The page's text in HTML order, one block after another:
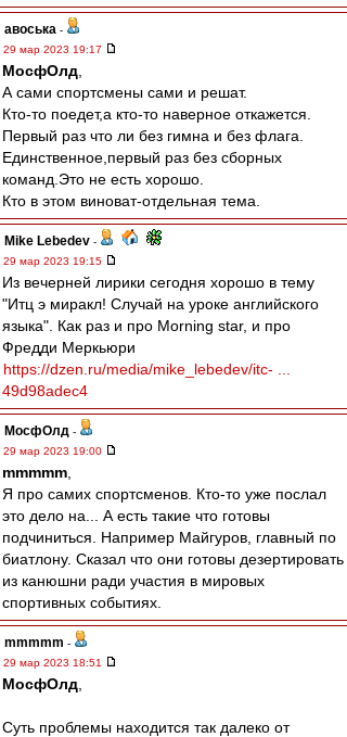
авоська -
29 мар 2023 19:17
МосфОлд
А сами спортсмены сами и решат.
Кто-то поедет,а кто-то наверное откажется.
Первый раз что ли без гимна и без флага.
Единственное,первый раз без сборных
команд.Это не есть хорошо.
Кто в этом виноват-отдельная тема.
Mike Lebedev -
29 мар 2023 19:15
Из вечерней лирики сегодня хорошо в тему
"Итц э миракл! Случай на уроке английского
языка". Как раз и про Morning star, и про
Фредди Меркьюри
https://dzen.ru/media/mike_lebedev/itc- ...
49d98adec4
МосфОлд -
29 мар 2023 19:00
mmmmm
Я про самих спортсменов. Кто-то уже послал
это дело на... А есть такие что готовы
подчиниться. Например Майгуров, главный по
биатлону. Сказал что они готовы дезертировать
из канюшни ради участия в мировых
спортивных событиях.
mmmmm -
29 мар 2023 18:51
МосфОлд
Суть проблемы находится так далеко от